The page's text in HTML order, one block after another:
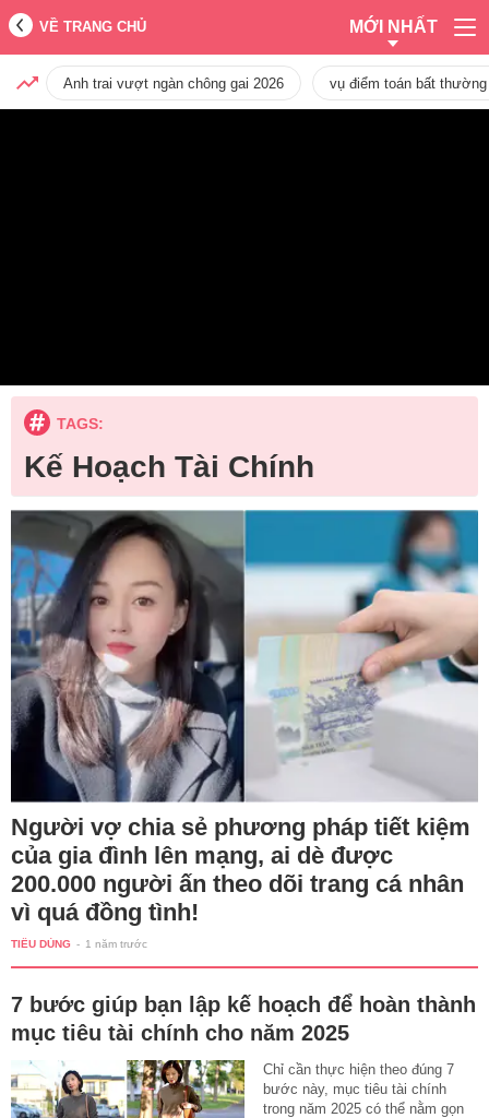
VỀ TRANG CHỦ MỚI NHẤT
Anh trai vượt ngàn chông gai 2026 vụ điểm toán bất
TAGS:
Kế Hoạch Tài Chính
Người vợ chia sẻ phương pháp tiết kiệm
của gia đình lên mạng, ai dè được
200.000 người ấn theo dõi trang cá nhân
vì quá đồng tình!
TIÊU DÙNG - 1 năm trước
7 bước giúp bạn lập kế hoạch để hoàn thành
mục tiêu tài chính cho năm 2025
Chỉ cần thực hiện theo đúng 7
bước này, mục tiêu tài chính
trong năm 2025 có thể nằm gọn